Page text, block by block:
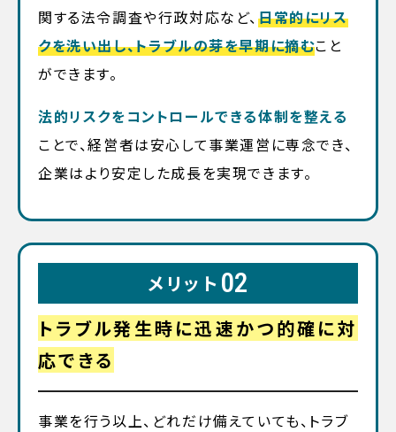
関する法令調査や行政対応など、日常的にリス
クを洗い出し、トラブルの芽を早期に摘むこと
ができます。
法的リスクをコントロールできる体制を整える
ことで、経営者は安心して事業運営に専念でき、
企業はより安定した成長を実現できます。
メリット 02
トラブル発生時に迅速かつ的確に対
応できる
事業を行う以上、どれだけ備えていても、トラブ